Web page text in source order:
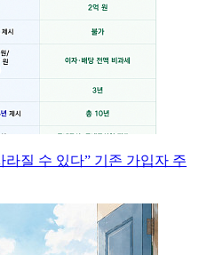
라질 수 있다” 기존 가입자 주